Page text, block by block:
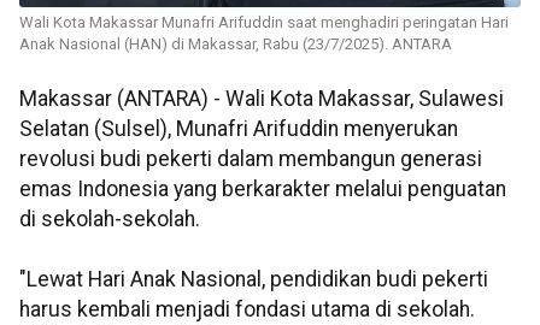
Wali Kota Makassar Munafri Arifuddin saat menghadiri peringatan Hari
Anak Nasional (HAN) di Makassar, Rabu (23/7/2025). ANTARA
Makassar (ANTARA) - Wali Kota Makassar, Sulawesi
Selatan (Sulsel), Munafri Arifuddin menyerukan
revolusi budi pekerti dalam membangun generasi
emas Indonesia yang berkarakter melalui penguatan
di sekolah-sekolah.
"Lewat Hari Anak Nasional, pendidikan budi pekerti
harus kembali menjadi fondasi utama di sekolah.